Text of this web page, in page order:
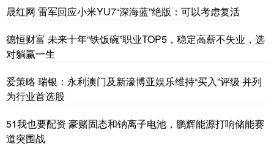
晟红网 雷军回应小米YU7“深海蓝”绝版：可以考虑复活
德恒财富 未来十年“铁饭碗”职业TOP5，稳定高薪不失业，选
对躺赢一生
爱策略 瑞银：永利澳门及新濠博亚娱乐维持“买入”评级 并列
为行业首选股
51我也要配资 豪赌固态和钠离子电池，鹏辉能源打响储能赛
道突围战